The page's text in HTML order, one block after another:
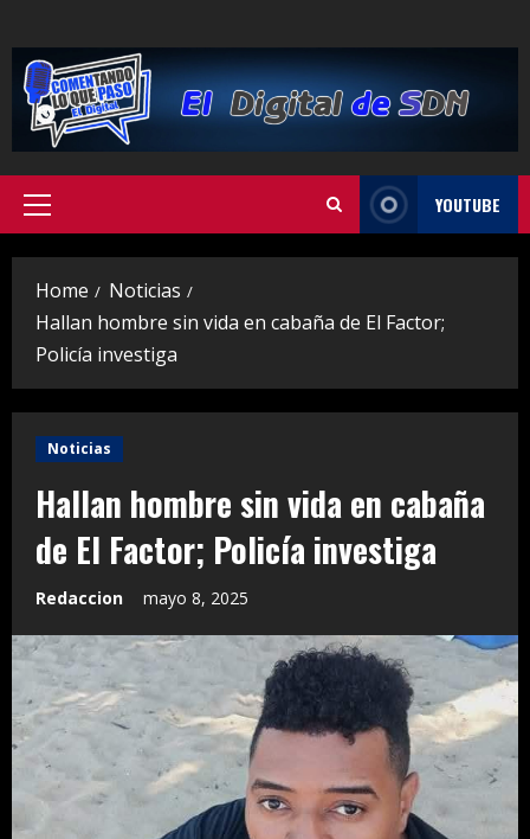
to
content
Primary
YOUTUBE
Home
Noticias
Hallan hombre sin vida en cabaña de El Factor;
Policía investiga
Noticias
Hallan hombre sin vida en cabaña
de El Factor; Policía investiga
Redaccion mayo 8, 2025